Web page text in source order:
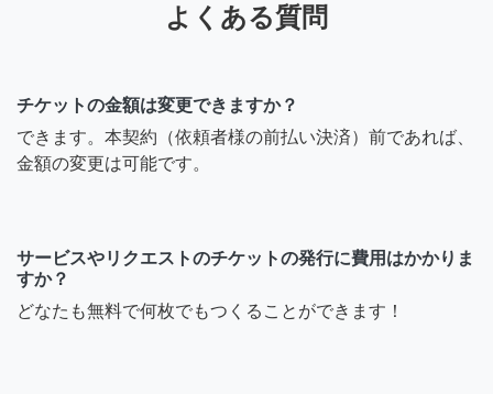
よくある質問
チケットの金額は変更できますか？
できます。本契約（依頼者様の前払い決済）前であれば、
金額の変更は可能です。
サービスやリクエストのチケットの発行に費用はかかりま
すか？
どなたも無料で何枚でもつくることができます！